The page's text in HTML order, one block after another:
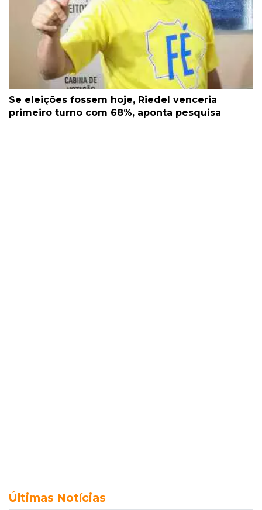
Se eleições fossem hoje, Riedel venceria
primeiro turno com 68%, aponta pesquisa
Últimas Notícias